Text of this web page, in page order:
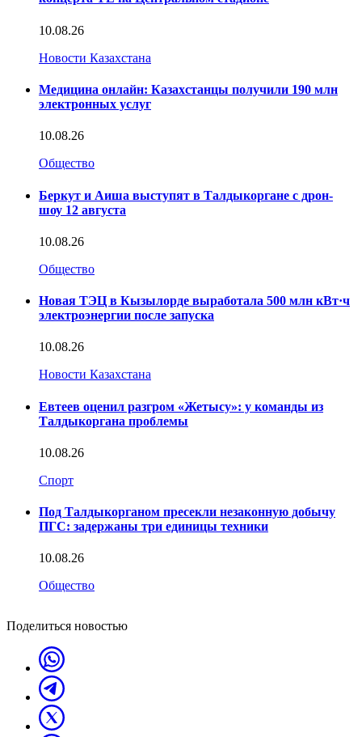
10.08.26
Новости Казахстана
Медицина онлайн: Казахстанцы получили 190 млн
электронных услуг
10.08.26
Общество
Беркут и Аиша выступят в Талдыкоргане с дрон-
шоу 12 августа
10.08.26
Общество
Новая ТЭЦ в Кызылорде выработала 500 млн кВт·ч
электроэнергии после запуска
10.08.26
Новости Казахстана
Евтеев оценил разгром «Жетысу»: у команды из
Талдыкоргана проблемы
10.08.26
Спорт
Под Талдыкорганом пресекли незаконную добычу
ПГС: задержаны три единицы техники
10.08.26
Общество
Поделиться новостью